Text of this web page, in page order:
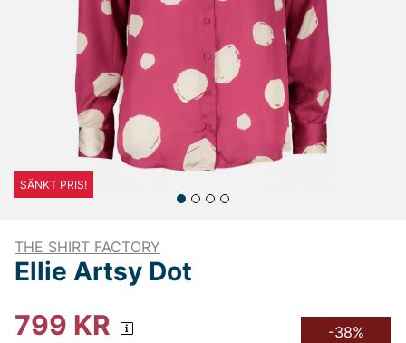
SÄNKT PRIS!
THE SHIRT FACTORY
Ellie Artsy Dot
799 KR -38%